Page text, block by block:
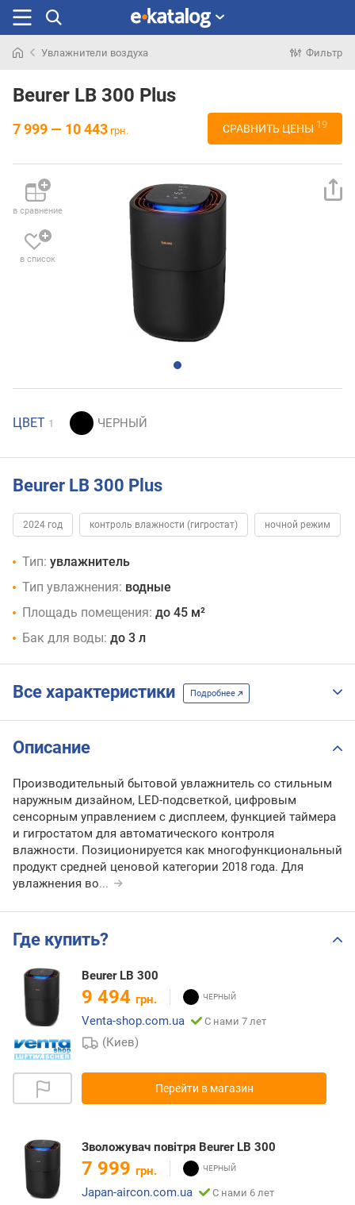
раньше
Увлажнители воздуха Фильтр
Beurer LB 300 Plus
7 999 — 10 443 грн. СРАВНИТЬ ЦЕНЫ 19
в сравнение
в список
ЦВЕТ 1
Beurer LB 300 Plus
2024 год контроль влажности (гигростат) ночной режим
Тип: увлажнитель
Тип увлажнения: водные
Площадь помещения: до 45 м²
Бак для воды: до 3 л
Все характеристики Подробнее
Описание
Производительный бытовой увлажнитель со стильным
наружным дизайном, LED-подсветкой, цифровым
сенсорным управлением с дисплеем, функцией таймера
и гигростатом для автоматического контроля
влажности. Позиционируется как многофункциональный
продукт средней ценовой категории 2018 года. Для
увлажнения во...
Где купить?
Beurer LB 300
9 494 грн.
Venta-shop.com.ua
С нами 7 лет
(Киев)
Перейти в магазин
Зволожувач повітря Beurer LB 300
7 999 грн.
Japan-aircon.com.ua
С нами 6 лет